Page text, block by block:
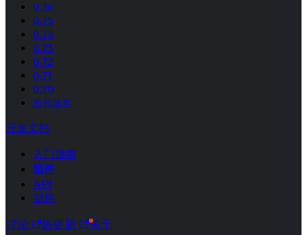
0.76
0.75
0.74
0.73
0.72
0.71
0.70
所有版本
开发文档
入门指南
组件
API
架构
讨论 热更新 关于